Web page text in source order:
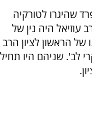
שהיגרו לטורקיה
עוזיאל היה נין של
של הראשון לציון הרב
שניהם היו